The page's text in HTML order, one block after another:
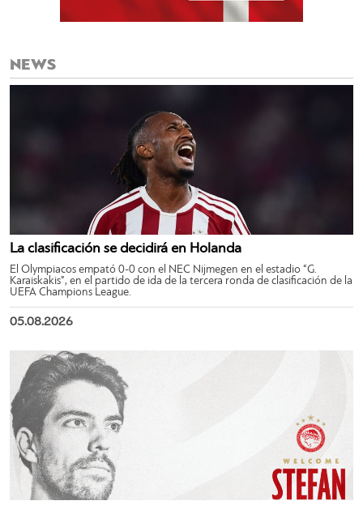
NEWS
La clasificación se decidirá en Holanda
El Olympiacos empató 0-0 con el NEC Nijmegen en el estadio “G.
Karaiskakis”, en el partido de ida de la tercera ronda de clasificación de la
UEFA Champions League.
05.08.2026